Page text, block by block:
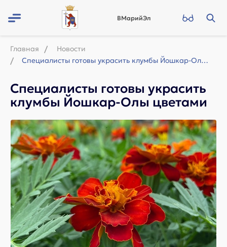
ВМарийЭл
Главная
Новости
Специалисты готовы украсить клумбы Йошкар-Олы цветами
Специалисты готовы украсить
клумбы Йошкар-Олы цветами